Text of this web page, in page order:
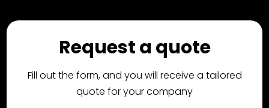
Request a quote
Fill out the form, and you will receive a tailored
quote for your company